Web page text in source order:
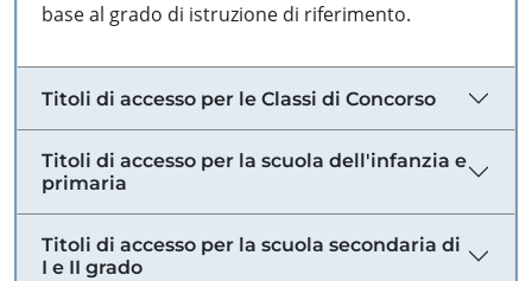
base al grado di istruzione di riferimento.
Titoli di accesso per le Classi di Concorso
Titoli di accesso per la scuola dell'infanzia e
primaria
Titoli di accesso per la scuola secondaria di
I e II grado